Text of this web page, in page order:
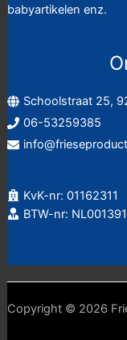
babyartikelen enz.
Schoolstraat 25,
06-53259385
KvK-nr: 01162311
BTW-nr:
Copyright © 2026